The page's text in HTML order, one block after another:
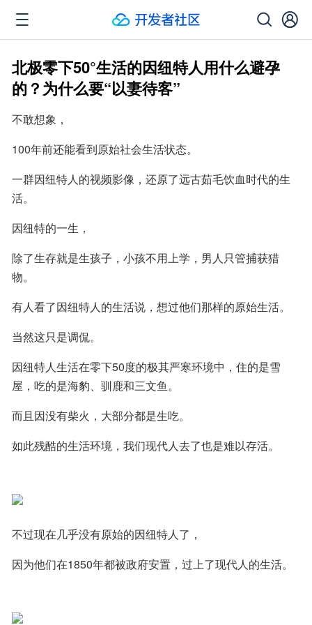
北极零下50°生活的因纽特人用什么避孕
的？为什么要“以妻待客”
不敢想象，
100年前还能看到原始社会生活状态。
一群因纽特人的视频影像，还原了远古茹毛饮血时代的生
活。
因纽特的一生，
除了生存就是生孩子，小孩不用上学，男人只管捕获猎
物。
有人看了因纽特人的生活说，想过他们那样的原始生活。
当然这只是调侃。
因纽特人生活在零下50度的极其严寒环境中，住的是雪
屋，吃的是海豹、驯鹿和三文鱼。
而且因没有柴火，大部分都是生吃。
如此残酷的生活环境，我们现代人去了也是难以存活。
不过现在几乎没有原始的因纽特人了，
因为他们在1850年都被政府安置，过上了现代人的生活。